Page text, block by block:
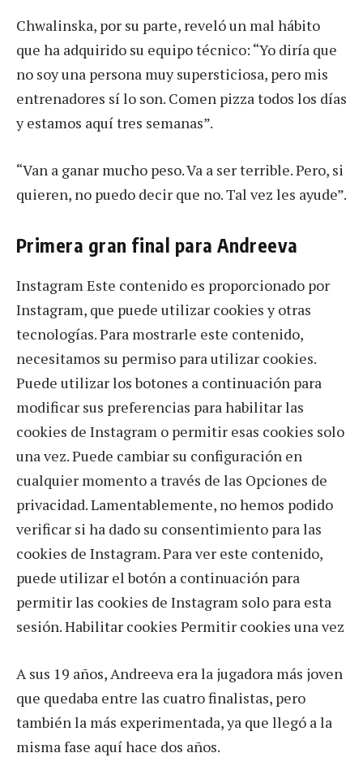
Chwalinska, por su parte, reveló un mal hábito
que ha adquirido su equipo técnico: “Yo diría que
no soy una persona muy supersticiosa, pero mis
entrenadores sí lo son. Comen pizza todos los días
y estamos aquí tres semanas”.
“Van a ganar mucho peso. Va a ser terrible. Pero, si
quieren, no puedo decir que no. Tal vez les ayude”.
Primera gran final para Andreeva
Instagram Este contenido es proporcionado por
Instagram, que puede utilizar cookies y otras
tecnologías. Para mostrarle este contenido,
necesitamos su permiso para utilizar cookies.
Puede utilizar los botones a continuación para
modificar sus preferencias para habilitar las
cookies de Instagram o permitir esas cookies solo
una vez. Puede cambiar su configuración en
cualquier momento a través de las Opciones de
privacidad. Lamentablemente, no hemos podido
verificar si ha dado su consentimiento para las
cookies de Instagram. Para ver este contenido,
puede utilizar el botón a continuación para
permitir las cookies de Instagram solo para esta
sesión. Habilitar cookies Permitir cookies una vez
A sus 19 años, Andreeva era la jugadora más joven
que quedaba entre las cuatro finalistas, pero
también la más experimentada, ya que llegó a la
misma fase aquí hace dos años.